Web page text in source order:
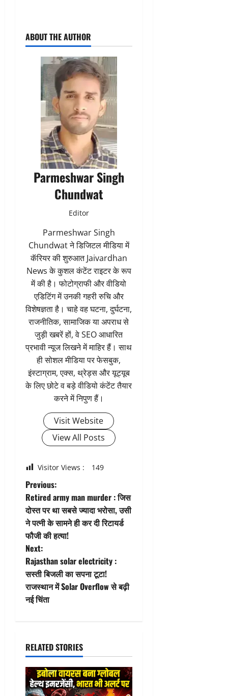
ABOUT THE AUTHOR
Parmeshwar Singh
Chundwat
Editor
Parmeshwar Singh
Chundwat ने डिजिटल मीडिया में
कॅरियर की शुरुआत Jaivardhan
News के कुशल कंटेंट राइटर के रूप
में की है। फोटोग्राफी और वीडियो
एडिटिंग में उनकी गहरी रुचि और
विशेषज्ञता है। चाहे वह घटना, दुर्घटना,
राजनीतिक, सामाजिक या अपराध से
जुड़ी खबरें हों, वे SEO आधारित
प्रभावी न्यूज लिखने में माहिर हैं। साथ
ही सोशल मीडिया पर फेसबुक,
इंस्टाग्राम, एक्स, थ्रेड्स और यूट्यूब
के लिए छोटे व बड़े वीडियो कंटेंट तैयार
करने में निपुण हैं।
Visit Website
View All Posts
Visitor Views : 149
P
o
s
t
n
a
i
g
a
Previous:
Retired army man murder : जिस
दोस्त पर था सबसे ज्यादा भरोसा, उसी
ने पत्नी के सामने ही कर दी रिटायर्ड
फौजी की हत्या!
Next:
Rajasthan solar electricity :
सस्ती बिजली का सपना टूटा!
राजस्थान में Solar Overflow से बढ़ी
नई चिंता
RELATED STORIES